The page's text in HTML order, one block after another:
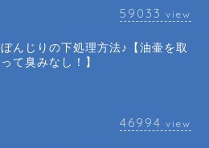
59033 view
ぼんじりの下処理方法♪【油壷を取
って臭みなし！】
46994 view